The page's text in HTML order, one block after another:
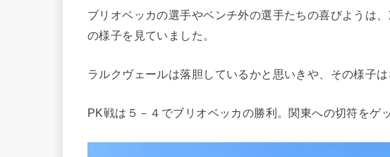
ブリオベッカの選手やベンチ外の選手たちの喜びようは
の様子を見ていました。
ラルクヴェールは落胆しているかと思いきや、その様子
PK戦は５－４でブリオベッカの勝利。関東への切符をゲ